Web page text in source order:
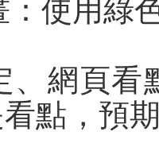
：使用綠
、網頁看
點，預